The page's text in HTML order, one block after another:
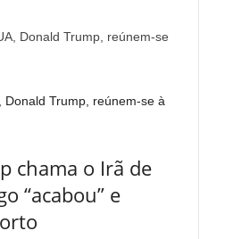
Trump, reúnem-se à
chama o Irã de
“acabou” e